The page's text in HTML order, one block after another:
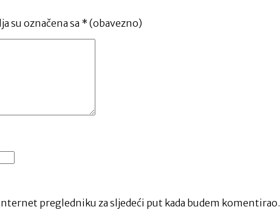
su označena sa * (obavezno)
pregledniku za sljedeći put kada budem komentirao.